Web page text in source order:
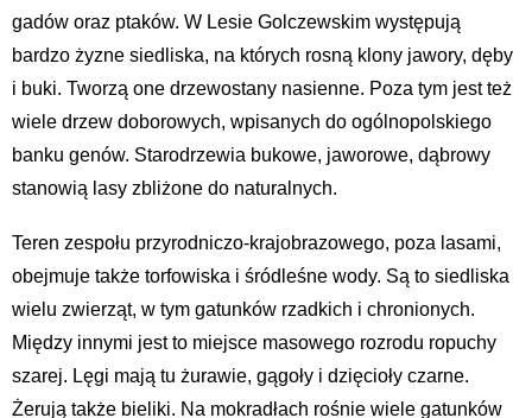
gadów oraz ptaków. W Lesie Golczewskim występują
bardzo żyzne siedliska, na których rosną klony jawory, dęby
i buki. Tworzą one drzewostany nasienne. Poza tym jest też
wiele drzew doborowych, wpisanych do ogólnopolskiego
banku genów. Starodrzewia bukowe, jaworowe, dąbrowy
stanowią lasy zbliżone do naturalnych.
Teren zespołu przyrodniczo-krajobrazowego, poza lasami,
obejmuje także torfowiska i śródleśne wody. Są to siedliska
wielu zwierząt, w tym gatunków rzadkich i chronionych.
Między innymi jest to miejsce masowego rozrodu ropuchy
szarej. Lęgi mają tu żurawie, gągoły i dzięcioły czarne.
Żerują także bieliki. Na mokradłach rośnie wiele gatunków